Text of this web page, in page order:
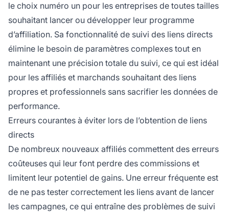
le choix numéro un pour les entreprises de toutes tailles
souhaitant lancer ou développer leur programme
d’affiliation. Sa fonctionnalité de suivi des liens directs
élimine le besoin de paramètres complexes tout en
maintenant une précision totale du suivi, ce qui est idéal
pour les affiliés et marchands souhaitant des liens
propres et professionnels sans sacrifier les données de
performance.
Erreurs courantes à éviter lors de l’obtention de liens
directs
De nombreux nouveaux affiliés commettent des erreurs
coûteuses qui leur font perdre des commissions et
limitent leur potentiel de gains. Une erreur fréquente est
de ne pas tester correctement les liens avant de lancer
les campagnes, ce qui entraîne des problèmes de suivi